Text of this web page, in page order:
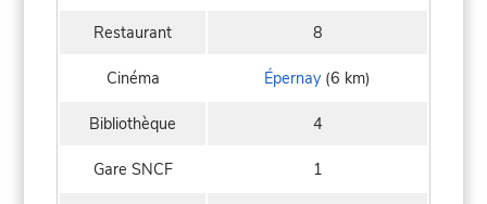
Restaurant 8
Cinéma Épernay (6 km)
Bibliothèque 4
Gare SNCF 1